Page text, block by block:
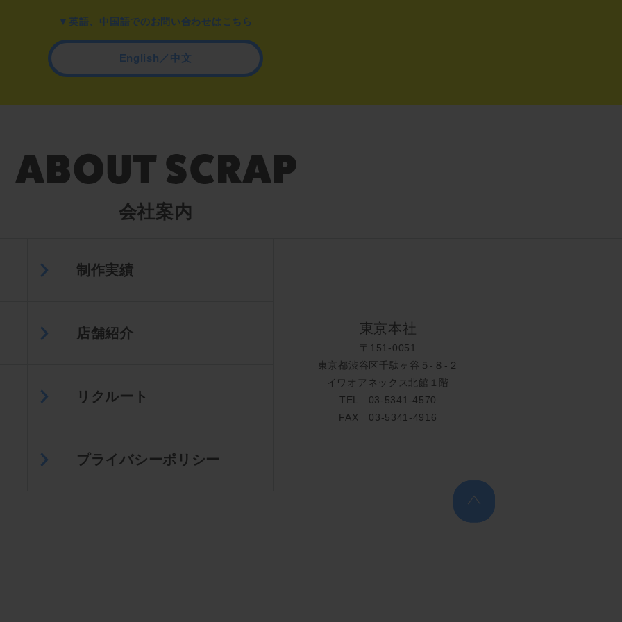
▼英語、中国語でのお問い合わせはこちら
English／中文
会社案内
制作実績
店舗紹介
リクルート
プライバシーポリシー
東京本社
〒151-0051
東京都渋谷区千駄ヶ谷５-８-２
イワオアネックス北館１階
TEL 03-5341-4570
FAX 03-5341-4916